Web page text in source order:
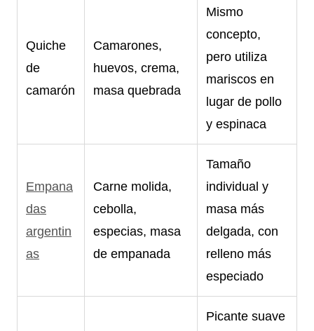
Quiche
de
camarón
Camarones,
huevos, crema,
masa quebrada
Mismo
concepto,
pero utiliza
mariscos en
lugar de pollo
y espinaca
Empana
das
argentin
as
Carne molida,
cebolla,
especias, masa
de empanada
Tamaño
individual y
masa más
delgada, con
relleno más
especiado
Picante suave